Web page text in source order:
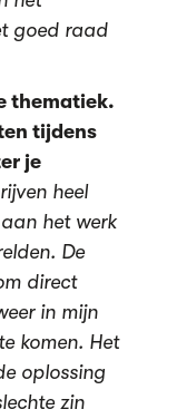
goed raad
thematiek.
tijdens
je
heel
het werk
De
direct
in mijn
komen. Het
oplossing
zin